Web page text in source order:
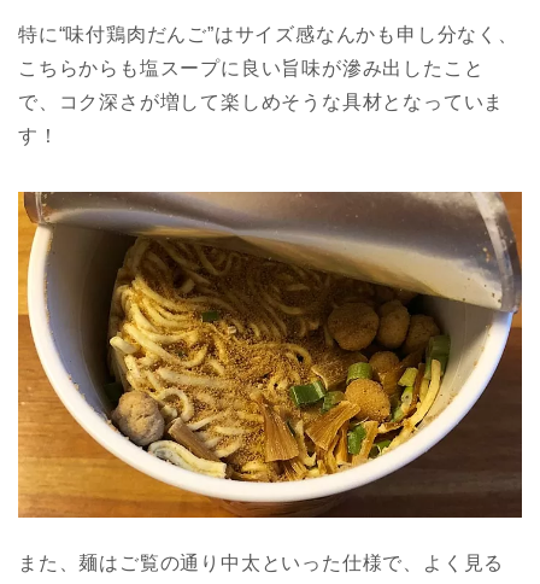
特に“味付鶏肉だんご”はサイズ感なんかも申し分なく、
こちらからも塩スープに良い旨味が滲み出したこと
で、コク深さが増して楽しめそうな具材となっていま
す！
また、麺はご覧の通り中太といった仕様で、よく見る